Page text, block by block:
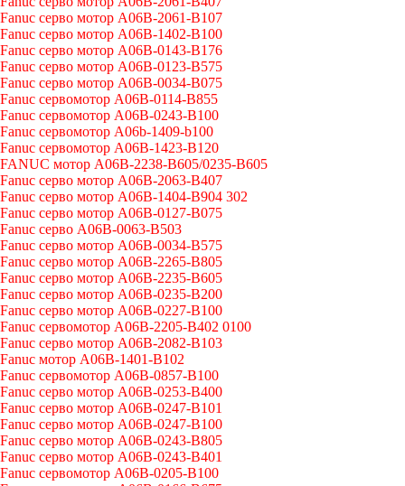
Fanuc серво мотор A06B-2061-B107
Fanuc серво мотор A06B-1402-B100
Fanuc серво мотор A06B-0143-B176
Fanuc серво мотор A06B-0123-B575
Fanuc серво мотор A06B-0034-B075
Fanuc сервомотор A06B-0114-B855
Fanuc сервомотор A06B-0243-B100
Fanuc сервомотор A06b-1409-b100
Fanuc сервомотор A06B-1423-B120
FANUC мотор A06B-2238-B605/0235-B605
Fanuc серво мотор A06B-2063-B407
Fanuc серво мотор A06B-1404-B904 302
Fanuc серво мотор A06B-0127-B075
Fanuc серво A06B-0063-B503
Fanuc серво мотор A06B-0034-B575
Fanuc серво мотор A06B-2265-B805
Fanuc серво мотор A06B-2235-B605
Fanuc серво мотор A06B-0235-B200
Fanuc серво мотор A06B-0227-B100
Fanuc сервомотор A06B-2205-B402 0100
Fanuc серво мотор A06B-2082-B103
Fanuc мотор A06B-1401-B102
Fanuc сервомотор A06B-0857-B100
Fanuc серво мотор A06B-0253-B400
Fanuc серво мотор A06B-0247-B101
Fanuc серво мотор A06B-0247-B100
Fanuc серво мотор A06B-0243-B805
Fanuc серво мотор A06B-0243-B401
Fanuc сервомотор A06B-0205-B100